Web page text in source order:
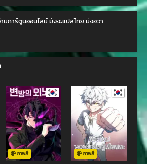
ตอนที่ 1134
ธันวาคม 10, 2024
ตุลาคม 21, 2024
ตอนที่ 1128
ตุลาคม 8, 2024
ตอนที่ 1126
กันยายน 15, 2024
นการ์ตูนออนไลน์ มังงะแปลไทย มังฮวา
ภาพสี ภาพสี